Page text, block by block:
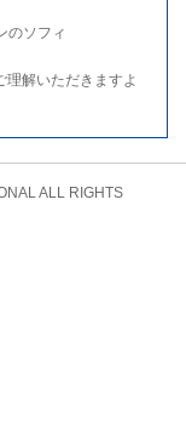
のソフィ
解いただきますよ